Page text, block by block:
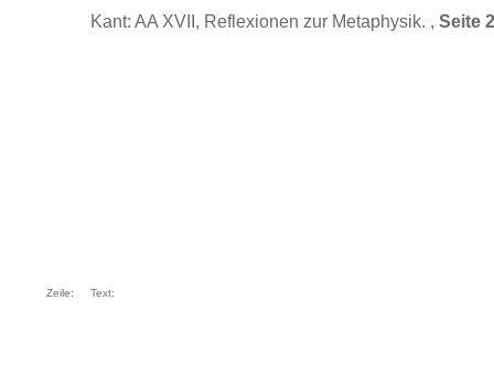
Kant: AA XVII, Reflexionen zur Metaphysik. , Seite
Zeile: Text: